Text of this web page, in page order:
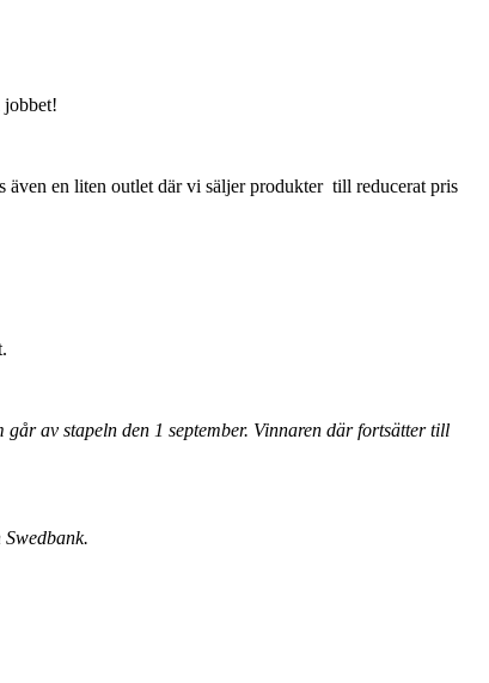
jobbet!
en liten outlet där vi säljer produkter till reducerat pris
av stapeln den 1 september. Vinnaren där fortsätter till